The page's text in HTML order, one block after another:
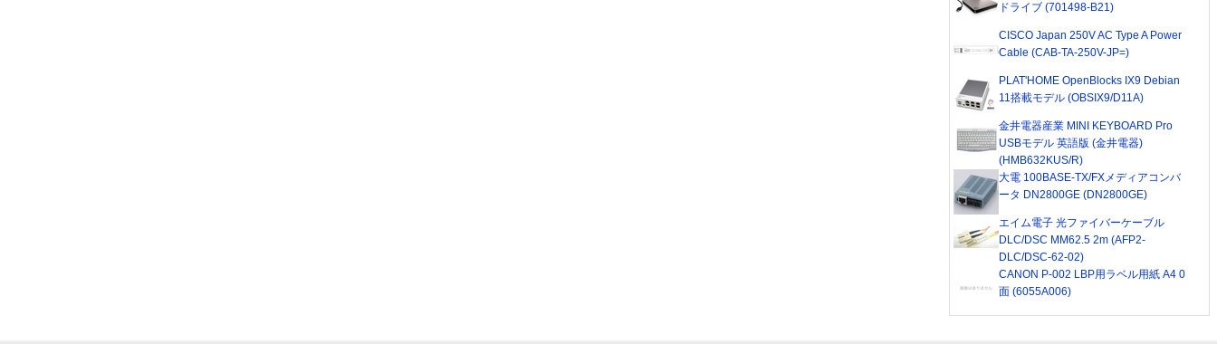
ドライブ (701498-B21)
CISCO Japan 250V AC Type A Power
Cable (CAB-TA-250V-JP=)
PLAT'HOME OpenBlocks IX9 Debian
11搭載モデル (OBSIX9/D11A)
金井電器産業 MINI KEYBOARD Pro
USBモデル 英語版 (金井電器)
(HMB632KUS/R)
大電 100BASE-TX/FXメディアコンバ
ータ DN2800GE (DN2800GE)
エイム電子 光ファイバーケーブル
DLC/DSC MM62.5 2m (AFP2-
DLC/DSC-62-02)
CANON P-002 LBP用ラベル用紙 A4 0
面 (6055A006)